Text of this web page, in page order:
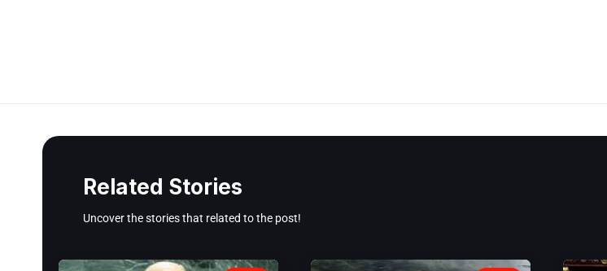
Related Stories
Uncover the stories that related to the post!